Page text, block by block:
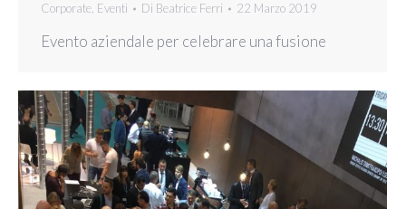
Corporate, Eventi Di Beatrice Ferri 22 Marzo 2019
Evento aziendale per celebrare una fusione